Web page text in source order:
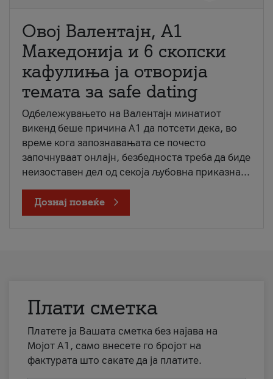
Овој Валентајн, A1
Македонија и 6 скопски
кафулиња ја отворија
темата за safe dating
Одбележувањето на Валентајн минатиот
викенд беше причина А1 да потсети дека, во
време кога запознавањата се почесто
започнуваат онлајн, безбедноста треба да биде
неизоставен дел од секоја љубовна приказна...
Дознај повеќе
Плати сметка
Платете ја Вашата сметка без најава на
Мојот А1, само внесете го бројот на
фактурата што сакате да ја платите.